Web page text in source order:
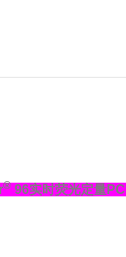
® 96实时荧光定量